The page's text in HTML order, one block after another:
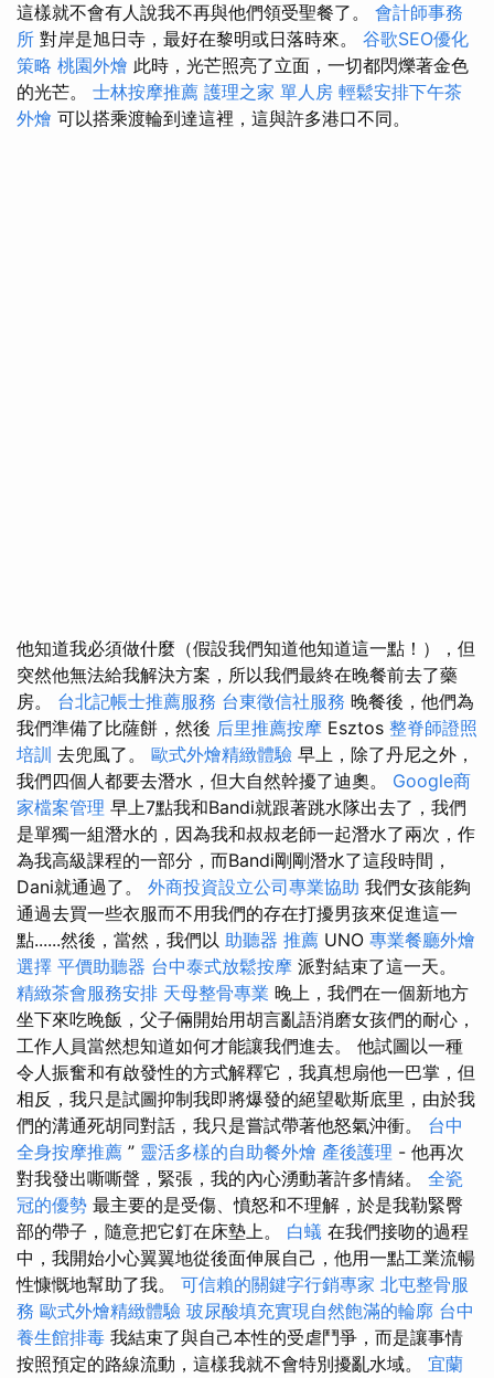
這樣就不會有人說我不再與他們領受聖餐了。 會計師事務
所 對岸是旭日寺，最好在黎明或日落時來。 谷歌SEO優化
策略 桃園外燴 此時，光芒照亮了立面，一切都閃爍著金色
的光芒。 士林按摩推薦 護理之家 單人房 輕鬆安排下午茶
外燴 可以搭乘渡輪到達這裡，這與許多港口不同。
他知道我必須做什麼（假設我們知道他知道這一點！），但
突然他無法給我解決方案，所以我們最終在晚餐前去了藥
房。 台北記帳士推薦服務 台東徵信社服務 晚餐後，他們為
我們準備了比薩餅，然後 后里推薦按摩 Esztos 整脊師證照
培訓 去兜風了。 歐式外燴精緻體驗 早上，除了丹尼之外，
我們四個人都要去潛水，但大自然幹擾了迪奧。 Google商
家檔案管理 早上7點我和Bandi就跟著跳水隊出去了，我們
是單獨一組潛水的，因為我和叔叔老師一起潛水了兩次，作
為我高級課程的一部分，而Bandi剛剛潛水了這段時間，
Dani就通過了。 外商投資設立公司專業協助 我們女孩能夠
通過去買一些衣服而不用我們的存在打擾男孩來促進這一
點......然後，當然，我們以 助聽器 推薦 UNO 專業餐廳外燴
選擇 平價助聽器 台中泰式放鬆按摩 派對結束了這一天。
精緻茶會服務安排 天母整骨專業 晚上，我們在一個新地方
坐下來吃晚飯，父子倆開始用胡言亂語消磨女孩們的耐心，
工作人員當然想知道如何才能讓我們進去。 他試圖以一種
令人振奮和有啟發性的方式解釋它，我真想扇他一巴掌，但
相反，我只是試圖抑制我即將爆發的絕望歇斯底里，由於我
們的溝通死胡同對話，我只是嘗試帶著他怒氣沖衝。 台中
全身按摩推薦 ” 靈活多樣的自助餐外燴 產後護理 - 他再次
對我發出嘶嘶聲，緊張，我的內心湧動著許多情緒。 全瓷
冠的優勢 最主要的是受​​傷、憤怒和不理解，於是我勒緊臀
部的帶子，隨意把它釘在床墊上。 白蟻 在我們接吻的過程
中，我開始小心翼翼地從後面伸展自己，他用一點工業流暢
性慷慨地幫助了我。 可信賴的關鍵字行銷專家 北屯整骨服
務 歐式外燴精緻體驗 玻尿酸填充實現自然飽滿的輪廓 台中
養生館排毒 我結束了與自己本性的受虐鬥爭，而是讓事情
按照預定的路線流動，這樣我就不會特別擾亂水域。 宜蘭